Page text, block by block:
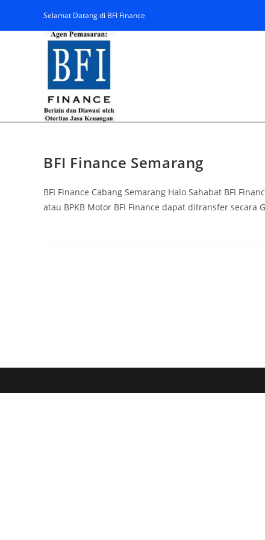
Selamat Datang di BFI Finance
BFI Finance Semarang
BFI Finance Cabang Semarang Halo Sahabat BFI
atau BPKB Motor BFI Finance dapat ditransfer secara